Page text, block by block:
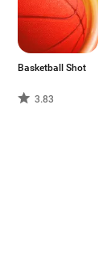
Basketball Shot
3.83